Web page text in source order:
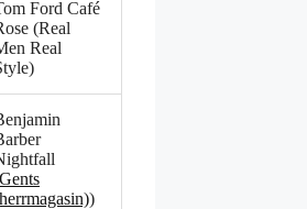
Ford Café
(Real
Real
Gents
)